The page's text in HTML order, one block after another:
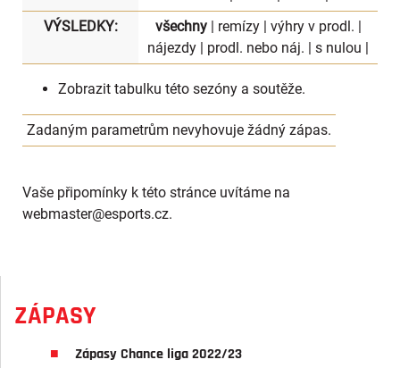
VÝSLEDKY:
všechny| remízy| výhry v prodl. |
nájezdy | prodl. nebo náj. | s nulou |
Zobrazit tabulku této sezóny a soutěže.
Zadaným parametrům nevyhovuje žádný zápas.
Vaše připomínky k této stránce uvítáme na
webmaster@esports.cz.
ZÁPASY
Zápasy Chance liga 2022/23